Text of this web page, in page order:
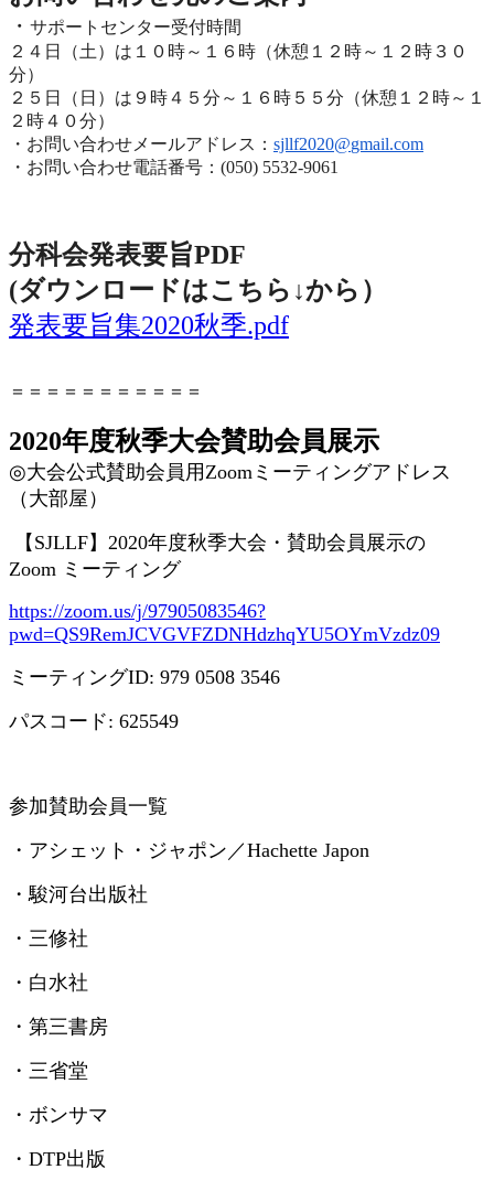
・ サポートセンター受付時間
２４日（土）は１０時～１６時（休憩１２時～１２時３０
分）
２５日（日）は９時４５分～１６時５５分（休憩１２時～ １
２時４０分）
・お問い合わせメールアドレス： sjllf2020@gmail.com
・お問い合わせ電話番号：(050) 5532-9061
分科会発表要旨PDF
(ダウンロードはこちら↓から ）
発表要旨集2020秋季.pdf
＝＝＝＝＝＝＝＝＝＝＝
2020年度秋季大会賛助会員展示
◎大会公式賛助会員用Zoom ミーティングアドレス
（大部屋）
【 SJLLF】 2020年度秋季大会・賛助会員展示の
Zoom ミーティング
https://zoom.us/j/97905083546?
pwd=QS9RemJCVGVFZDNHdzhqYU5OYmVzdz09
ミーティングID: 979 0508 3546
パスコード: 625549
参加賛助会員一覧
・アシェット・ジャポン／Hachette Japon
・駿河台出版社
・三修社
・白水社
・第三書房
・三省堂
・ボンサマ
・ DTP出版